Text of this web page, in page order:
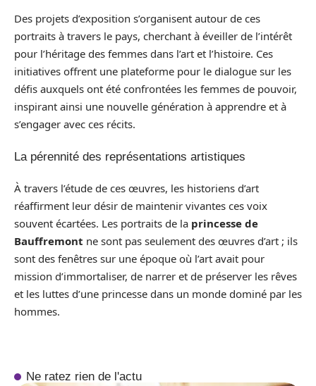
Des projets d’exposition s’organisent autour de ces
portraits à travers le pays, cherchant à éveiller de l’intérêt
pour l’héritage des femmes dans l’art et l’histoire. Ces
initiatives offrent une plateforme pour le dialogue sur les
défis auxquels ont été confrontées les femmes de pouvoir,
inspirant ainsi une nouvelle génération à apprendre et à
s’engager avec ces récits.
La pérennité des représentations artistiques
À travers l’étude de ces œuvres, les historiens d’art
réaffirment leur désir de maintenir vivantes ces voix
souvent écartées. Les portraits de la princesse de
Bauffremont ne sont pas seulement des œuvres d’art ; ils
sont des fenêtres sur une époque où l’art avait pour
mission d’immortaliser, de narrer et de préserver les rêves
et les luttes d’une princesse dans un monde dominé par les
hommes.
Ne ratez rien de l'actu